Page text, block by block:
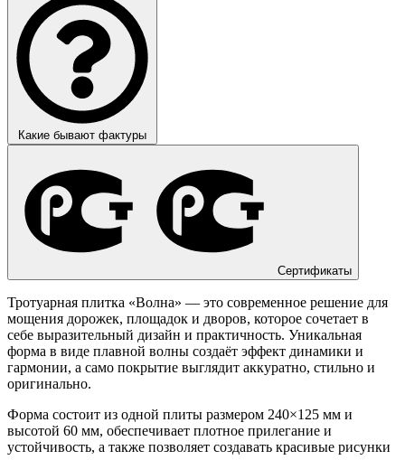
Какие бывают фактуры
Сертификаты
Тротуарная плитка «Волна» — это современное решение для
мощения дорожек, площадок и дворов, которое сочетает в
себе выразительный дизайн и практичность. Уникальная
форма в виде плавной волны создаёт эффект динамики и
гармонии, а само покрытие выглядит аккуратно, стильно и
оригинально.
Форма состоит из одной плиты размером 240×125 мм и
высотой 60 мм, обеспечивает плотное прилегание и
устойчивость, а также позволяет создавать красивые рисунки